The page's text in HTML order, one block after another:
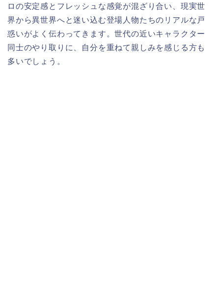
ロの安定感とフレッシュな感覚が混ざり合い、現実世
界から異世界へと迷い込む登場人物たちのリアルな戸
惑いがよく伝わってきます。世代の近いキャラクター
同士のやり取りに、自分を重ねて親しみを感じる方も
多いでしょう。